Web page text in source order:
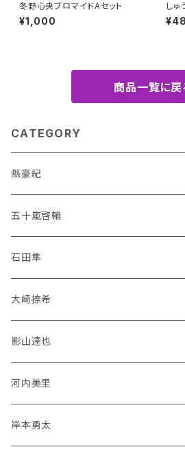
冬野心央ブロマイドAセット
¥1,000
しゅ
ジナ
商品一覧に戻
CATEGORY
縣豪紀
五十嵐啓輔
石田隼
大崎捺希
影山達也
河内美里
岸本勇太